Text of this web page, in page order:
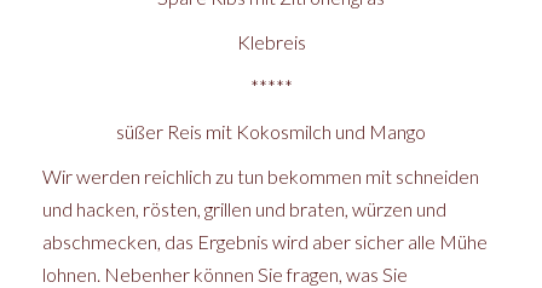
Klebreis
*****
süßer Reis mit Kokosmilch und Mango
Wir werden reichlich zu tun bekommen mit schneiden
und hacken, rösten, grillen und braten, würzen und
abschmecken, das Ergebnis wird aber sicher alle Mühe
lohnen. Nebenher können Sie fragen, was Sie